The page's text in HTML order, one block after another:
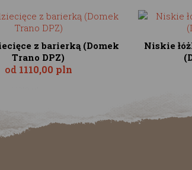
z barierką (Domek
Trano DPZ)
od 1110,00 pln
Niskie